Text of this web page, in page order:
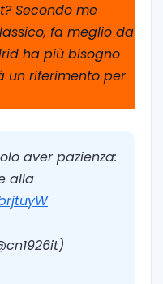
Secondo me
fa meglio da
ha più bisogno
un riferimento per
aver pazienza:
alla